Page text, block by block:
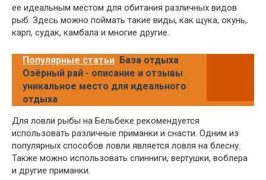
ее идеальным местом для обитания различных видов
рыб. Здесь можно поймать такие виды, как щука, окунь,
карп, судак, камбала и многие другие.
Популярные статьи База отдыха
Озёрный рай - описание и отзывы
уникальное место для идеального
отдыха
Для ловли рыбы на Бельбеке рекомендуется
использовать различные приманки и снасти. Одним из
популярных способов ловли является ловля на блесну.
Также можно использовать спинниги, вертушки, воблера
и другие приманки.